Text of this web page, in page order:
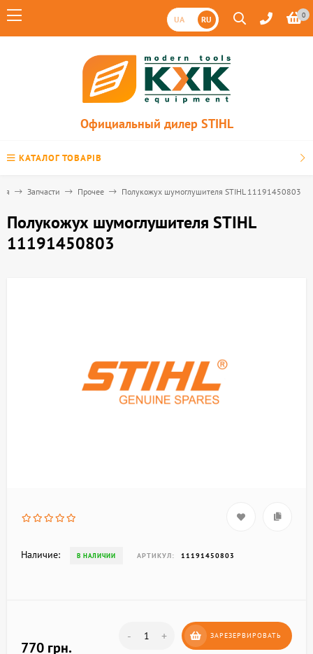
UA RU 0
Официальный дилер STIHL
КАТАЛОГ ТОВАРІВ
Запчасти Прочее Полукожух шумоглушителя STIHL 11191450803
Полукожух шумоглушителя STIHL
11191450803
Наличие: В НАЛИЧИИ АРТИКУЛ: 11191450803
770 грн.
- + ЗАРЕЗЕРВИРОВАТЬ